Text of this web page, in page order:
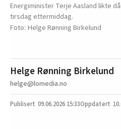
Energiminister Terje Aasland likte
tirsdag ettermiddag.
Helge Rønning Birkelund
Helge Rønning Birkelund
helge@lomedia.no
09.06.2026 15:33